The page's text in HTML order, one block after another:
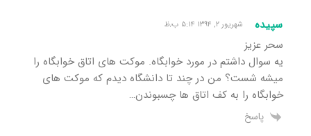
سپیده شهریور ۲, ۱۳۹۴ ۵:۱۴ ب٫ظ
سحر عزیز
یه سوال داشتم در مورد خوابگاه. موکت های اتاق خوابگاه را
میشه شست؟ من در چند تا دانشگاه دیدم که موکت های
خوابگاه را به کف اتاق ها چسبوندن…
پاسخ